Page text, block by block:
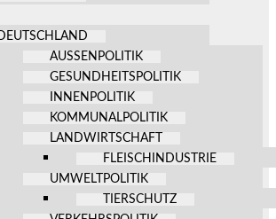
DEUTSCHLAND
AUSSENPOLITIK
GESUNDHEITSPOLITIK
INNENPOLITIK
KOMMUNALPOLITIK
LANDWIRTSCHAFT
FLEISCHINDUSTRIE
UMWELTPOLITIK
TIERSCHUTZ